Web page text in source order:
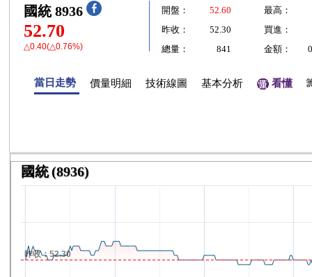
國統 8936
52.70
△0.40(△0.76%)
開盤： 52.60
最高：
昨收：
52.30
買進：
總量：
841 金額：
當日走勢 價量明細 技術線圖 基本分析 看懂